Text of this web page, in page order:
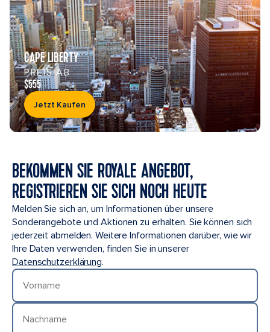
CAPE LIBERTY
PREIS AB
$555
Jetzt Kaufen
BEKOMMEN SIE ROYALE ANGEBOT,
REGISTRIEREN SIE SICH NOCH HEUTE
Melden Sie sich an, um Informationen über unsere
Sonderangebote und Aktionen zu erhalten. Sie können sich
jederzeit abmelden. Weitere Informationen darüber, wie wir
Ihre Daten verwenden, finden Sie in unserer
Datenschutzerklärung.
Vorname
Nachname